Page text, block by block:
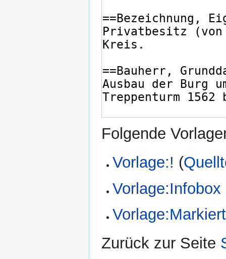
Folgende
Vorlage:! (
Vorlage:Infobox
Zurück zur Seite